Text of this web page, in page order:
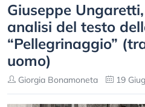
Giuseppe
analisi del testo
“Pellegrinaggio”
uomo)
Giorgia Bonamoneta 19